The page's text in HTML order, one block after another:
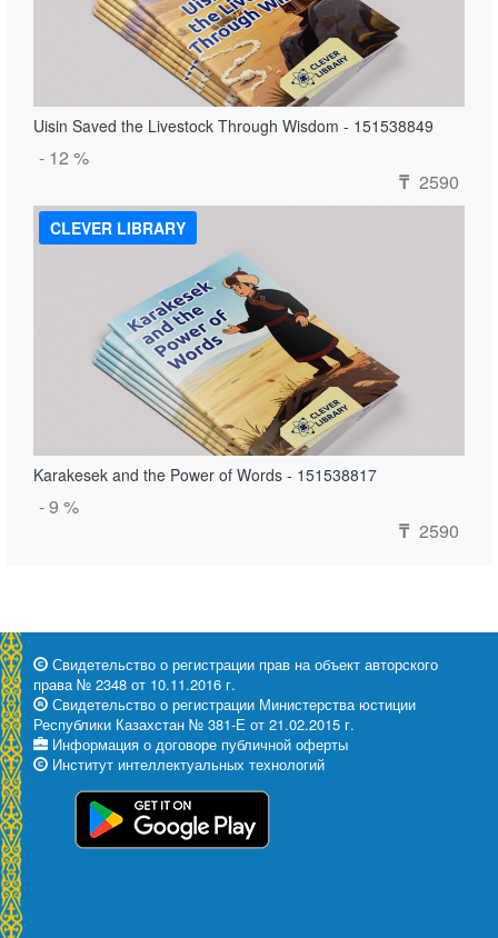
Uisin Saved the Livestock Through Wisdom - 151538849
- 12 %
₸ 2590
CLEVER LIBRARY
Karakesek and the Power of Words - 151538817
- 9 %
₸ 2590
Свидетельство о регистрации прав на объект авторского
права № 2348 от 10.11.2016 г.
Свидетельство о регистрации Министерства юстиции
Республики Казахстан № 381-Е от 21.02.2015 г.
Информация о договоре публичной оферты
Институт интеллектуальных технологий